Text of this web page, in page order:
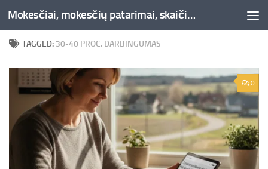
Skip to content Mokesčiai, mokesčių patarimai, skaičiuoklės, straipsniai -Liepaja.lt
TAGGED: 30-40 PROC. DARBINGUMAS
0